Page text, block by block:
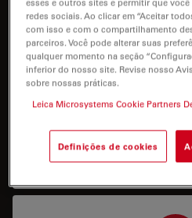
Preciso de ajuda/
esses e outros sites e permitir que
redes sociais. Ao clicar em “Aceitar
com isso e com o compartilhamento
parceiros. Você pode alterar suas
qualquer momento na seção
inferior do nosso site. Revise nosso
sobre nossas práticas.
Leica Microsystems Cookie Partners
Definições de cookies